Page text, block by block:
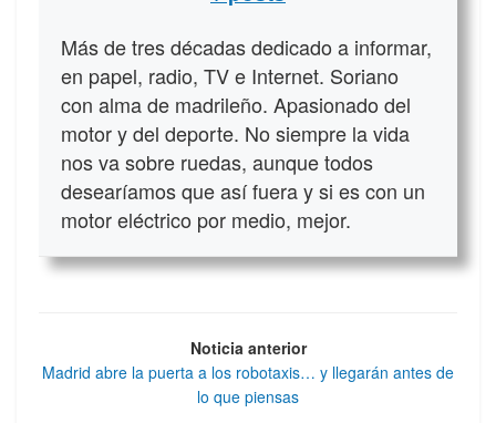
Más de tres décadas dedicado a informar,
en papel, radio, TV e Internet. Soriano
con alma de madrileño. Apasionado del
motor y del deporte. No siempre la vida
nos va sobre ruedas, aunque todos
desearíamos que así fuera y si es con un
motor eléctrico por medio, mejor.
Noticia anterior
Madrid abre la puerta a los robotaxis… y llegarán antes de
lo que piensas